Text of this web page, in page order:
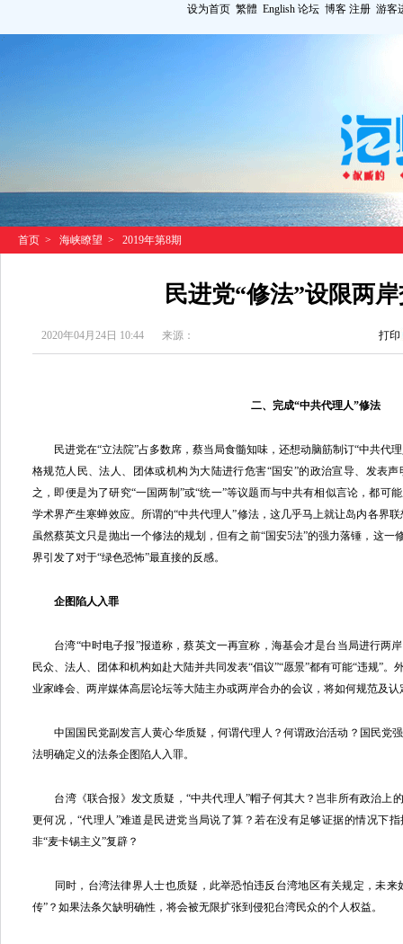
设为首页 繁體 English 论坛 博客 注册 游客
首页 > 海峡瞭望 > 2019年第8期
民进党“修法”设限两
2020年04月24日 10:44 来源： 打印
二、完成“中共代理人”修法
民进党在“立法院”占多数席，蔡当局食髓知味，还想动脑筋制订“中共代理
格规范人民、法人、团体或机构为大陆进行危害“国安”的政治宣导、发表
之，即便是为了研究“一国两制”或“统一”等议题而与中共有相似言论，都可
学术界产生寒蝉效应。所谓的“中共代理人”修法，这几乎马上就让岛内各界
虽然蔡英文只是抛出一个修法的规划，但有之前“国安5法”的强力落锤，这一
界引发了对于“绿色恐怖”最直接的反感。
企图陷人入罪
台湾“中时电子报”报道称，蔡英文一再宣称，海基会才是台当局进行两
民众、法人、团体和机构如赴大陆并共同发表“倡议”“愿景”都有可能“违规”
业家峰会、两岸媒体高层论坛等大陆主办或两岸合办的会议，将如何规范及
中国国民党副发言人黄心华质疑，何谓代理人？何谓政治活动？国民党
法明确定义的法条企图陷人入罪。
台湾《联合报》发文质疑，“中共代理人”帽子何其大？岂非所有政治上
更何况，“代理人”难道是民进党当局说了算？若在没有足够证据的情况下
非“麦卡锡主义”复辟？
同时，台湾法律界人士也质疑，此举恐怕违反台湾地区有关规定，未来
传”？如果法条欠缺明确性，将会被无限扩张到侵犯台湾民众的个人权益。